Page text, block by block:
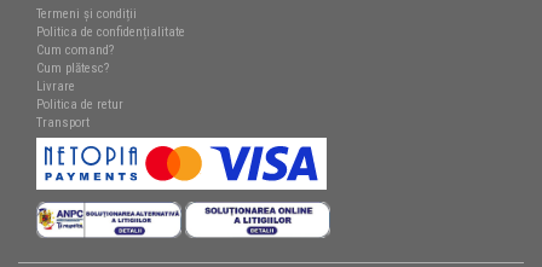
Termeni și condiții
Politica de confidențialitate
Cum comand?
Cum plătesc?
Livrare
Politica de retur
Transport